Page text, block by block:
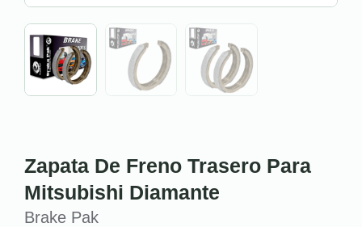
Zapata De Freno Trasero Para
Mitsubishi Diamante
Brake Pak